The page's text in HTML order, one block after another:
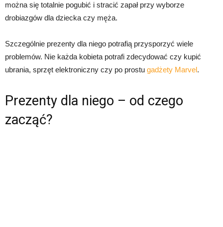
można się totalnie pogubić i stracić zapał przy wyborze
drobiazgów dla dziecka czy męża.
Szczególnie prezenty dla niego potrafią przysporzyć wiele
problemów. Nie każda kobieta potrafi zdecydować czy kupić
ubrania, sprzęt elektroniczny czy po prostu gadżety Marvel.
Prezenty dla niego – od czego
zacząć?